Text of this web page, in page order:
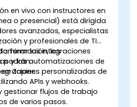
en vivo con instructores en
o presencial) está dirigida
avanzados, especialistas
y profesionales de TI
las integraciones
y las automatizaciones de
Zapier.
formación, los
podrán:
personalizadas de
APIs y webhooks.
gestionar flujos de trabajo
de varios pasos.